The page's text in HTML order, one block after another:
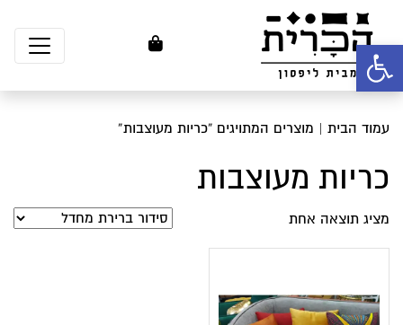
פתח סרגל נגישות
עמוד הבית | מוצרים המתויגים “כריות מעוצבות”
כריות מעוצבות
מציג תוצאה אחת